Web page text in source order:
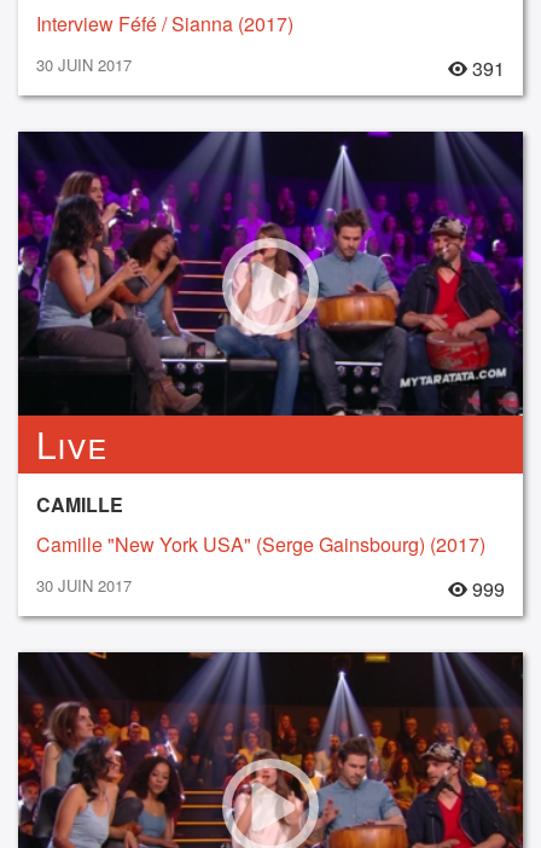
Interview Féfé / Sianna (2017)
30 JUIN 2017 391
Live
CAMILLE
Camille "New York USA" (Serge Gainsbourg) (2017)
30 JUIN 2017 999